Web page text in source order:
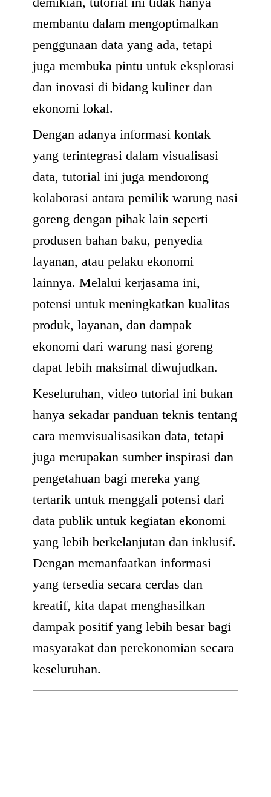
membantu dalam mengoptimalkan
penggunaan data yang ada, tetapi
juga membuka pintu untuk eksplorasi
dan inovasi di bidang kuliner dan
ekonomi lokal.
Dengan adanya informasi kontak
yang terintegrasi dalam visualisasi
data, tutorial ini juga mendorong
kolaborasi antara pemilik warung nasi
goreng dengan pihak lain seperti
produsen bahan baku, penyedia
layanan, atau pelaku ekonomi
lainnya. Melalui kerjasama ini,
potensi untuk meningkatkan kualitas
produk, layanan, dan dampak
ekonomi dari warung nasi goreng
dapat lebih maksimal diwujudkan.
Keseluruhan, video tutorial ini bukan
hanya sekadar panduan teknis tentang
cara memvisualisasikan data, tetapi
juga merupakan sumber inspirasi dan
pengetahuan bagi mereka yang
tertarik untuk menggali potensi dari
data publik untuk kegiatan ekonomi
yang lebih berkelanjutan dan inklusif.
Dengan memanfaatkan informasi
yang tersedia secara cerdas dan
kreatif, kita dapat menghasilkan
dampak positif yang lebih besar bagi
masyarakat dan perekonomian secara
keseluruhan.